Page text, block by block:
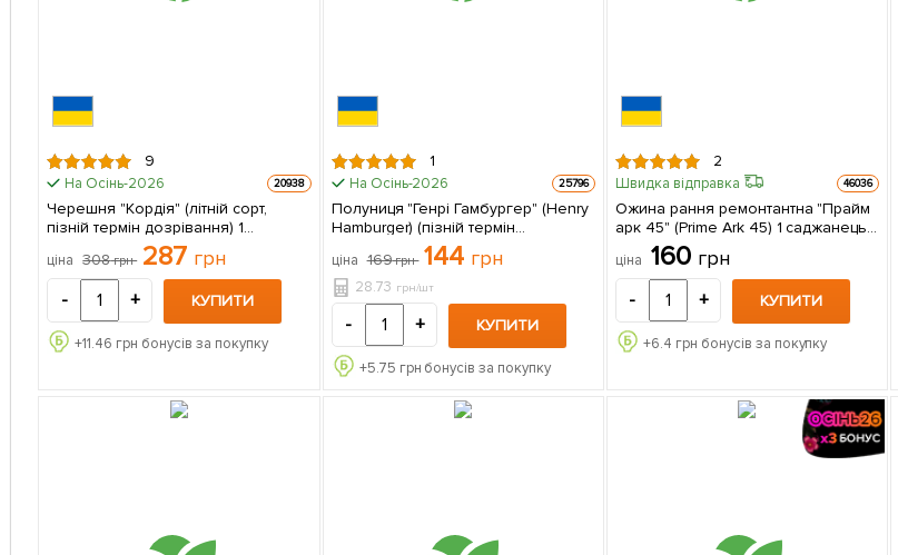
9
На Осінь-2026 20938
Черешня "Кордія" (літній сорт,
пізній термін дозрівання) 1
саджанець в упаковці
ціна 308грн 287 грн
- + КУПИТИ
+11.46 грн бонусів за покупку
1
На Осінь-2026 25796
Полуниця "Генрі Гамбургер" (Henry
Hamburger) (пізній термін
дозрівання) 5 шт в упаковці
ціна 169грн 144 грн
28.73 грн/шт
- + КУПИТИ
+5.75 грн бонусів за покупку
2
Швидка відправка 46036
Ожина рання ремонтантна "Прайм
арк 45" (Prime Ark 45) 1 саджанець
в упаковці
ціна 160 грн
- + КУПИТИ
+6.4 грн бонусів за покупку